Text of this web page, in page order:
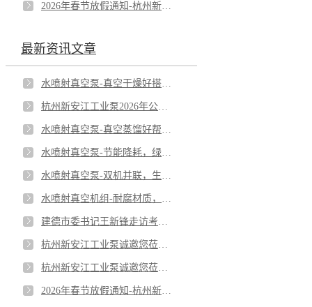
2026年春节放假通知-杭州新安江工业泵有限公司
最新资讯文章